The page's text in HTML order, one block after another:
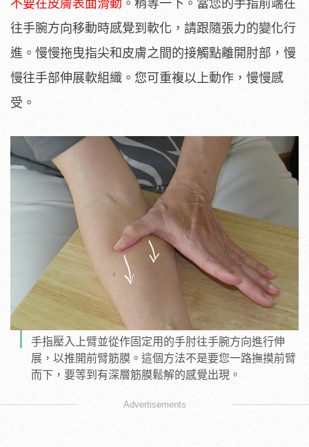
不要在皮膚表面滑動 。稍等一下。當您的手指前端在
往手腕方向移動時感覺到軟化，請跟隨張力的變化行
進。慢慢拖曳指尖和皮膚之間的接觸點離開肘部，慢
慢往手部伸展軟組織。您可重複以上動作，慢慢感
受。
手指壓入上臂並從作固定用的手肘往手腕方向進行伸
展，以推開前臂筋膜。這個方法不是要您一路撫摸前臂
而下，要等到有深層筋膜鬆解的感覺出現。
Advertisements